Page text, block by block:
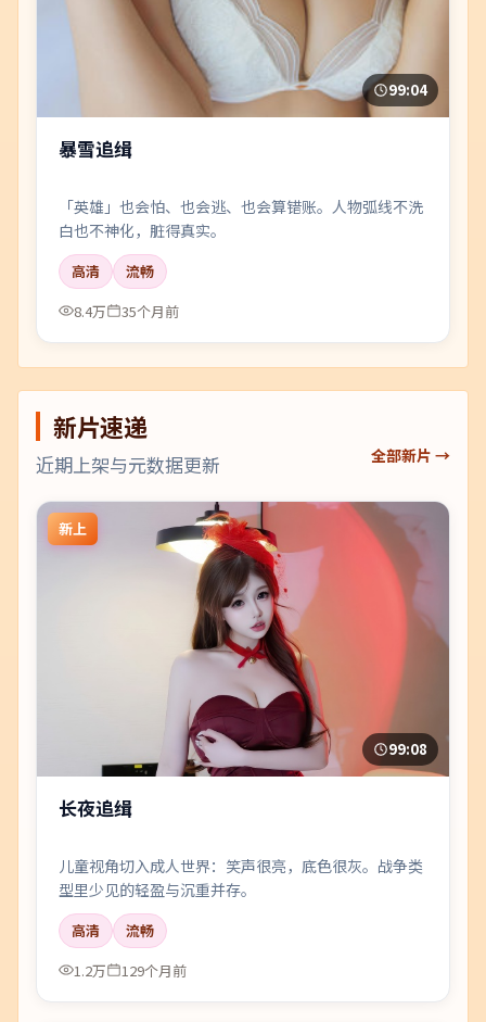
99:04
暴雪追缉
「英雄」也会怕、也会逃、也会算错账。人物弧线不洗
白也不神化，脏得真实。
高清
流畅
8.4万
35个月前
新片速递
近期上架与元数据更新 全部新片 →
新上
99:08
长夜追缉
儿童视角切入成人世界：笑声很亮，底色很灰。战争类
型里少见的轻盈与沉重并存。
高清
流畅
1.2万
129个月前